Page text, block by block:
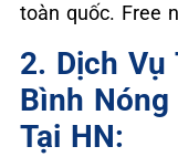
toàn quốc. Free
2. Dịch Vụ
Bình Nóng
Tại HN: